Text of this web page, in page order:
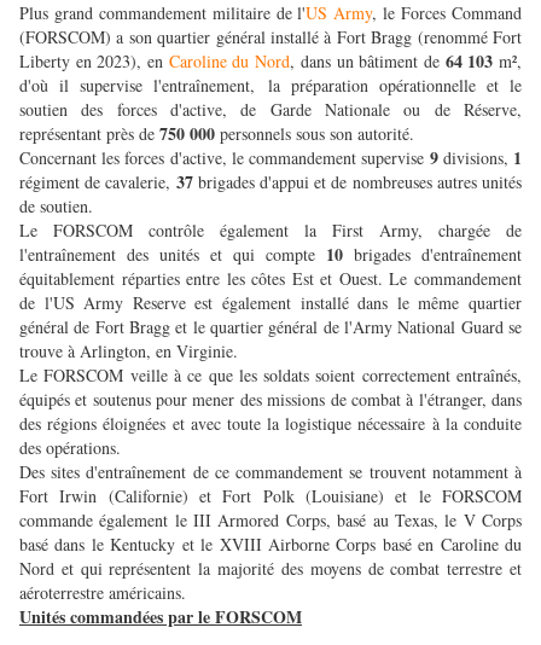
Plus grand commandement militaire de l'US Army, le Forces Command
(FORSCOM) a son quartier général installé à Fort Bragg (renommé Fort
Liberty en 2023), en Caroline du Nord, dans un bâtiment de 64 103 m²,
d'où il supervise l'entraînement, la préparation opérationnelle et le
soutien des forces d'active, de Garde Nationale ou de Réserve,
représentant près de 750 000 personnels sous son autorité.
Concernant les forces d'active, le commandement supervise 9 divisions, 1
régiment de cavalerie, 37 brigades d'appui et de nombreuses autres unités
de soutien.
Le FORSCOM contrôle également la First Army, chargée de
l'entraînement des unités et qui compte 10 brigades d'entraînement
équitablement réparties entre les côtes Est et Ouest. Le commandement
de l'US Army Reserve est également installé dans le même quartier
général de Fort Bragg et le quartier général de l'Army National Guard se
trouve à Arlington, en Virginie.
Le FORSCOM veille à ce que les soldats soient correctement entraînés,
équipés et soutenus pour mener des missions de combat à l'étranger, dans
des régions éloignées et avec toute la logistique nécessaire à la conduite
des opérations.
Des sites d'entraînement de ce commandement se trouvent notamment à
Fort Irwin (Californie) et Fort Polk (Louisiane) et le FORSCOM
commande également le III Armored Corps, basé au Texas, le V Corps
basé dans le Kentucky et le XVIII Airborne Corps basé en Caroline du
Nord et qui représentent la majorité des moyens de combat terrestre et
aéroterrestre américains.
Unités commandées par le FORSCOM